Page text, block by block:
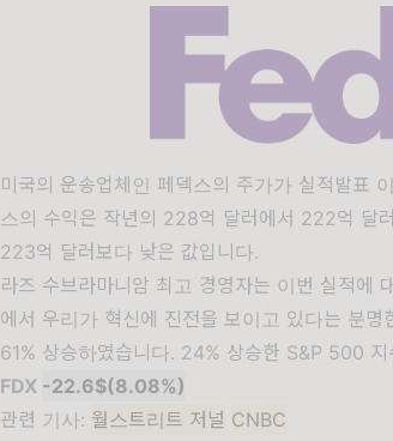
미국의 운송업체인 페덱스의 주가가 실적발표
스의 수익은 작년의 228억 달러에서 222억 달
223억 달러보다 낮은 값입니다.
라즈 수브라마니암 최고 경영자는 이번 실적에
에서 우리가 혁신에 진전을 보이고 있다는 분명
61% 상승하였습니다. 24% 상승한 S&P 500 지
FDX -22.6$(8.08%)
관련 기사: 월스트리트 저널 CNBC